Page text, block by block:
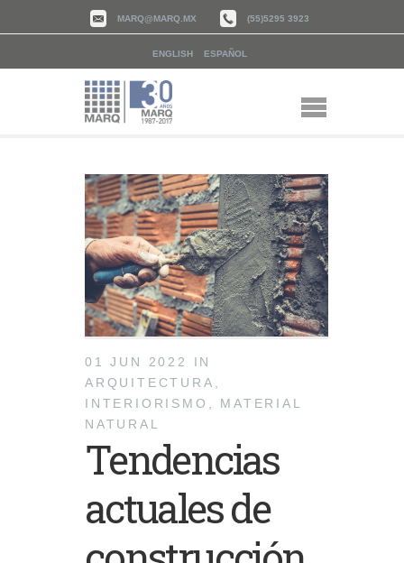
MARQ@MARQ.MX (55)5295 3923
ENGLISH ESPAÑOL
01 JUN 2022 IN
ARQUITECTURA
INTERIORISMO
MATERIAL
NATURAL
Tendencias
actuales de